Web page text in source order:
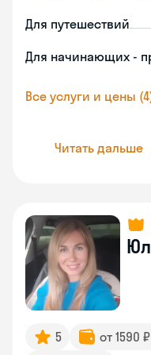
Для путешествий
Для начинающих -
Все услуги и цены
Читать дальше
5 от 1590